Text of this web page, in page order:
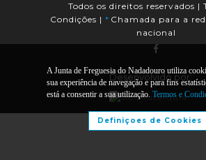
Todos os direitos reservados |
Condições | * Chamada para a
nacional
Desenvolvido por:
A Junta de Freguesia do Nadadouro utiliza
sua experiência de navegação e para fins
está a consentir a sua utilização. Termos e
Definiçoes de Cookies